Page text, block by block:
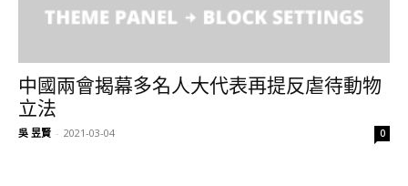
中國兩會揭幕多名人大代表再提反虐待動物
立法
吳 昱賢 - 2021-03-04 0